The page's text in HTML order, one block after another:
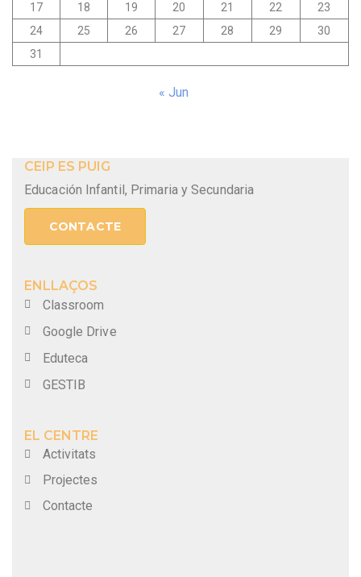
17
18 19 20 21 22
23
24
25 26 27 28 29
30
31
« Jun
CEIP ES PUIG
Educación Infantil, Primaria y Secundaria
CONTACTE
ENLLAÇOS
Classroom
Google Drive
Eduteca
GESTIB
EL CENTRE
Activitats
Projectes
Contacte